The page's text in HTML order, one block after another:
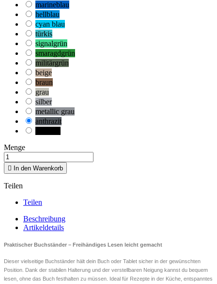
marineblau
hellblau
cyan blau
türkis
signalgrün
smaragdgrün
militärgrün
beige
braun
grau
silber
metallic grau
anthrazit
Menge
 In den Warenkorb
Teilen
Teilen
Beschreibung
Artikeldetails
Praktischer Buchständer – Freihändiges Lesen leicht gemacht
Dieser vielseitige Buchständer hält dein Buch oder Tablet sicher in der gewünschten
Position. Dank der stabilen Halterung und der verstellbaren Neigung kannst du bequem
lesen, ohne das Buch festhalten zu müssen. Ideal für Rezepte in der Küche, entspanntes